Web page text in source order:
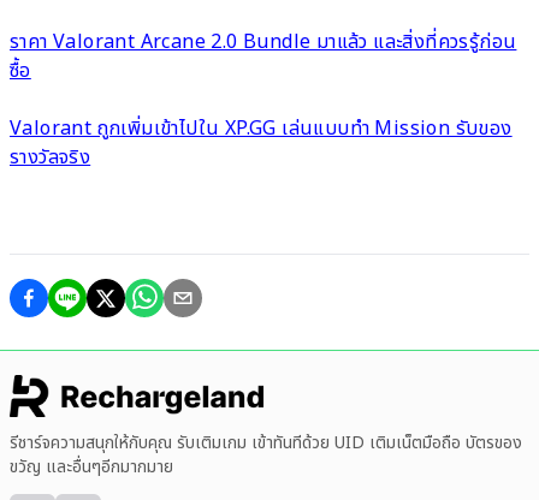
ราคา Valorant Arcane 2.0 Bundle มาแล้ว และสิ่งที่ควรรู้ก่อน
ซื้อ
Valorant ถูกเพิ่มเข้าไปใน XP.GG เล่นแบบทำ Mission รับของ
รางวัลจริง
รีชาร์จความสนุกให้กับคุณ รับเติมเกม เข้าทันทีด้วย UID เติมเน็ตมือถือ บัตรของ
ขวัญ และอื่นๆอีกมากมาย